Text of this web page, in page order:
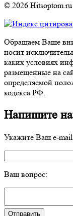
© 2026 Hitsoptom.ru
Обращаем Ваше
носит
каких условиях
размещенные на
определяемой
кодекса РФ.
Напишите
Укажите Ваш e-
Ваш вопрос: